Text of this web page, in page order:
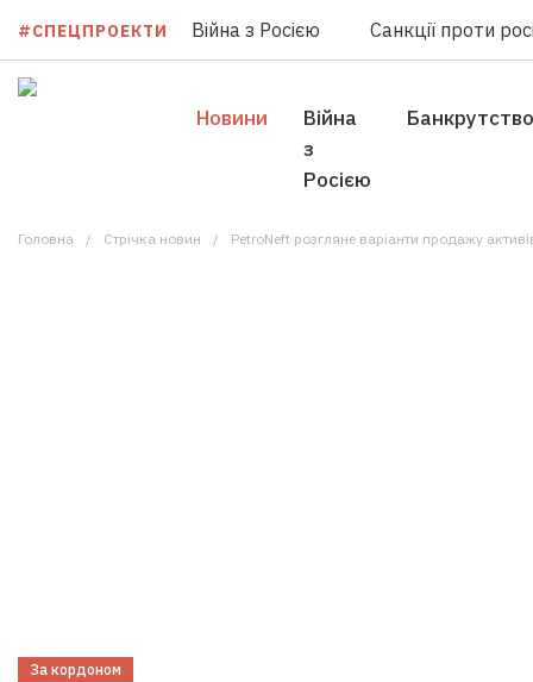
#СПЕЦПРОЕКТИ Війна з Росією Санкції проти
Новини
Війна
з
Росією
Банкрутство
Головна Стрічка новин PetroNeft розгляне варіанти продажу
За кордоном